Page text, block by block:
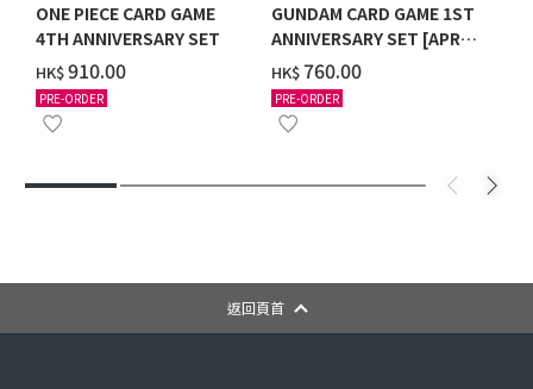
ONE PIECE CARD GAME
4TH ANNIVERSARY SET
HK$‌910.00
PRE-ORDER
GUNDAM CARD GAME 1ST
ANNIVERSARY SET [APR
2027 DELIVERY]
HK$‌760.00
PRE-ORDER
返回頁首